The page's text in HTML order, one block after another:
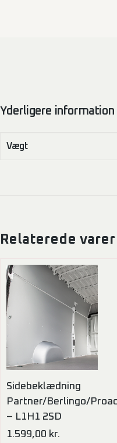
Yderligere information
Vægt
Relaterede varer
Sidebeklædning
Partner/Berlingo/
– L1H1 2SD
1.599,00 kr.